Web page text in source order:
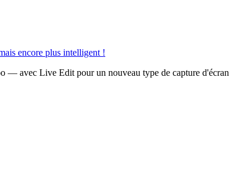
encore plus intelligent !
— avec Live Edit pour un nouveau type de capture d'écran